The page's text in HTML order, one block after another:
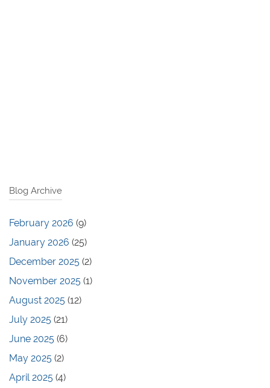
Blog Archive
February 2026 (9)
January 2026 (25)
December 2025 (2)
November 2025 (1)
August 2025 (12)
July 2025 (21)
June 2025 (6)
May 2025 (2)
April 2025 (4)